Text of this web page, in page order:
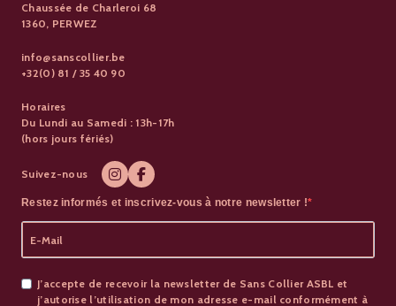
Chaussée de Charleroi 68
1360, PERWEZ
info@sanscollier.be
+32(0) 81 / 35 40 90
Horaires
Du Lundi au Samedi : 13h-17h
(hors jours fériés)
Suivez-nous
Restez informés et inscrivez-vous à notre newsletter !
J’accepte de recevoir la newsletter de Sans Collier ASBL et
j’autorise l’utilisation de mon adresse e-mail conformément à